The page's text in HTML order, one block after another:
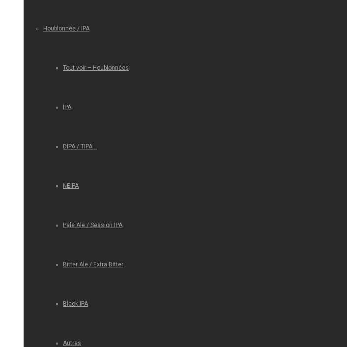
Houblonnée / IPA
Tout voir – Houblonnées
IPA
DIPA / TIPA…
NEIPA
Pale Ale / Session IPA
Bitter Ale / Extra Bitter
Black IPA
Autres